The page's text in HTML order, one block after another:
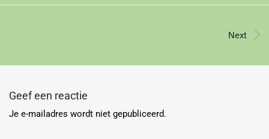
Next
Geef een reactie
Je e-mailadres wordt niet gepubliceerd.